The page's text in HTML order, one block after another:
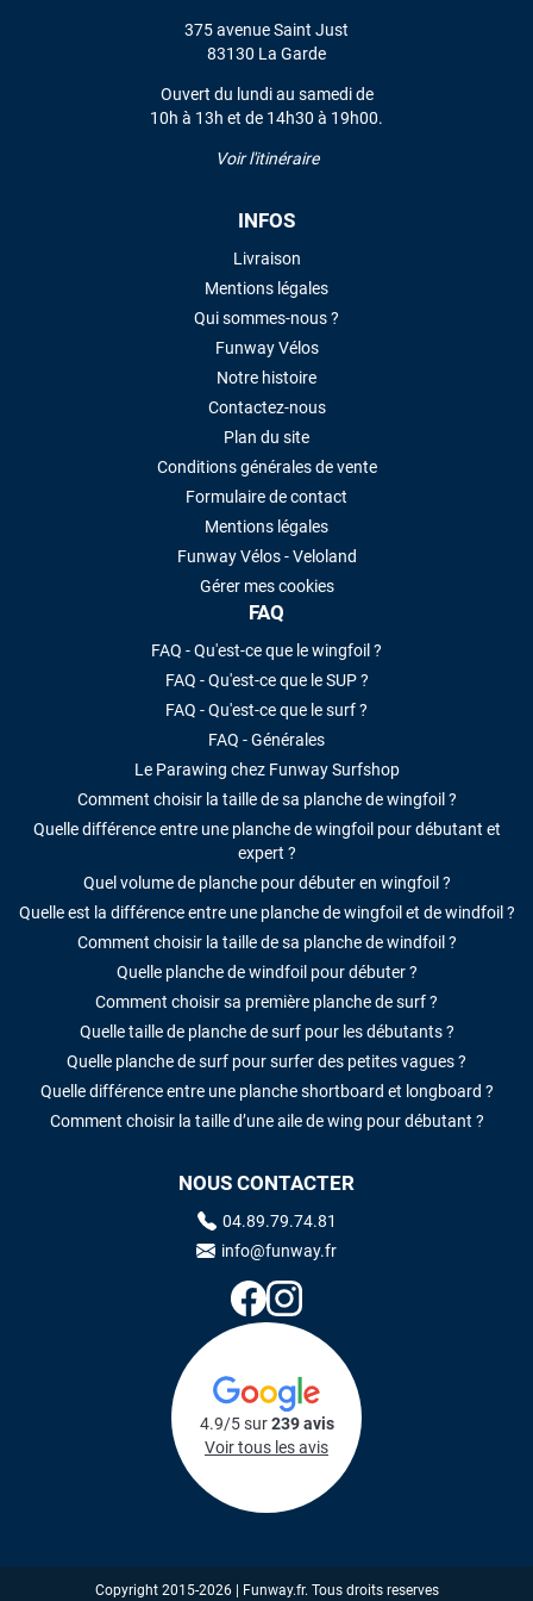
375 avenue Saint Just
83130 La Garde
Ouvert du lundi au samedi de
10h à 13h et de 14h30 à 19h00.
Voir l'itinéraire
INFOS
Livraison
Mentions légales
Qui sommes-nous ?
Funway Vélos
Notre histoire
Contactez-nous
Plan du site
Conditions générales de vente
Formulaire de contact
Mentions légales
Funway Vélos - Veloland
Gérer mes cookies
FAQ
FAQ - Qu'est-ce que le wingfoil ?
FAQ - Qu'est-ce que le SUP ?
FAQ - Qu'est-ce que le surf ?
FAQ - Générales
Le Parawing chez Funway Surfshop
Comment choisir la taille de sa planche de wingfoil ?
Quelle différence entre une planche de wingfoil pour débutant et
expert ?
Quel volume de planche pour débuter en wingfoil ?
Quelle est la différence entre une planche de wingfoil et de windfoil ?
Comment choisir la taille de sa planche de windfoil ?
Quelle planche de windfoil pour débuter ?
Comment choisir sa première planche de surf ?
Quelle taille de planche de surf pour les débutants ?
Quelle planche de surf pour surfer des petites vagues ?
Quelle différence entre une planche shortboard et longboard ?
Comment choisir la taille d’une aile de wing pour débutant ?
NOUS CONTACTER
04.89.79.74.81
info@funway.fr
4.9/5 sur239 avis
Voir tous les avis
Copyright 2015-2026 | Funway.fr. Tous droits reserves
VOIR TOUS LES AVIS
LAISSER UN AVIS